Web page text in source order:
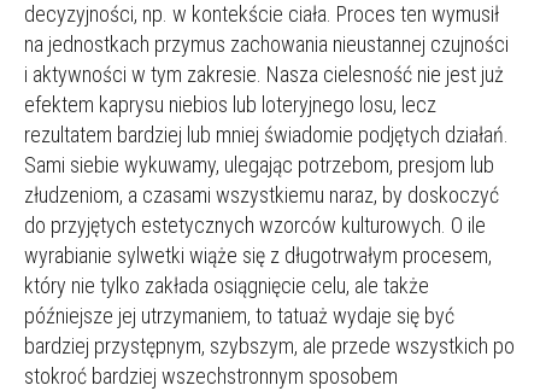
decyzyjności, np. w kontekście ciała. Proces ten wymusił
na jednostkach przymus zachowania nieustannej czujności
i aktywności w tym zakresie. Nasza cielesność nie jest już
efektem kaprysu niebios lub loteryjnego losu, lecz
rezultatem bardziej lub mniej świadomie podjętych działań.
Sami siebie wykuwamy, ulegając potrzebom, presjom lub
złudzeniom, a czasami wszystkiemu naraz, by doskoczyć
do przyjętych estetycznych wzorców kulturowych. O ile
wyrabianie sylwetki wiąże się z długotrwałym procesem,
który nie tylko zakłada osiągnięcie celu, ale także
późniejsze jej utrzymaniem, to tatuaż wydaje się być
bardziej przystępnym, szybszym, ale przede wszystkich po
stokroć bardziej wszechstronnym sposobem